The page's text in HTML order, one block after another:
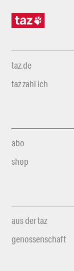
taz.de
taz zahl ich
abo
shop
aus der taz
genossenschaft